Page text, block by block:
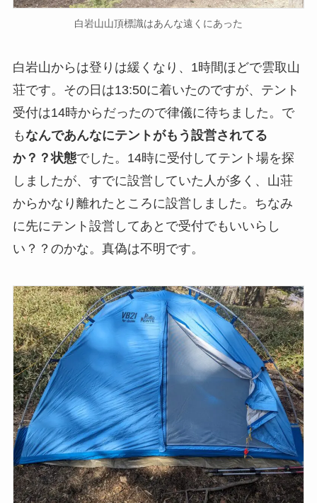
白岩山山頂標識はあんな遠くにあった
白岩山からは登りは緩くなり、1時間ほどで雲取山
荘です。その日は13:50に着いたのですが、テント
受付は14時からだったので律儀に待ちました。で
もなんであんなにテントがもう設営されてる
か？？状態でした。14時に受付してテント場を探
しましたが、すでに設営していた人が多く、山荘
からかなり離れたところに設営しました。ちなみ
に先にテント設営してあとで受付でもいいらし
い？？のかな。真偽は不明です。